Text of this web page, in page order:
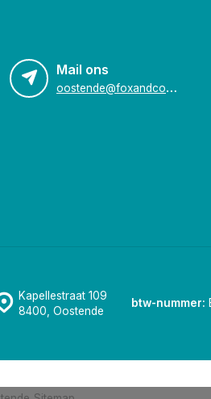
Mail ons
o
ostende@foxandco.be
Kapellestraat 109
8400, Oostende
btw-nummer: